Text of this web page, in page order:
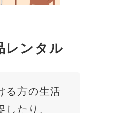
レンタル
る方の生活
たり、